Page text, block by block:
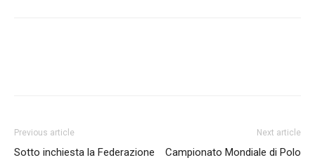
Previous article
Sotto inchiesta la Federazione
Next article
Campionato Mondiale di Polo